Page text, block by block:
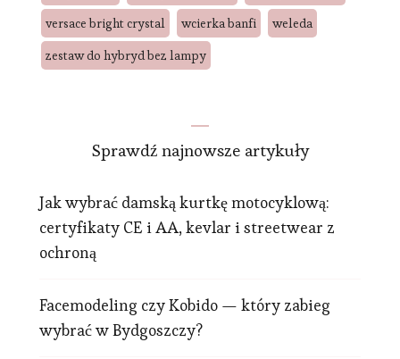
versace bright crystal
wcierka banfi
weleda
zestaw do hybryd bez lampy
Sprawdź najnowsze artykuły
Jak wybrać damską kurtkę motocyklową:
certyfikaty CE i AA, kevlar i streetwear z
ochroną
Facemodeling czy Kobido — który zabieg
wybrać w Bydgoszczy?